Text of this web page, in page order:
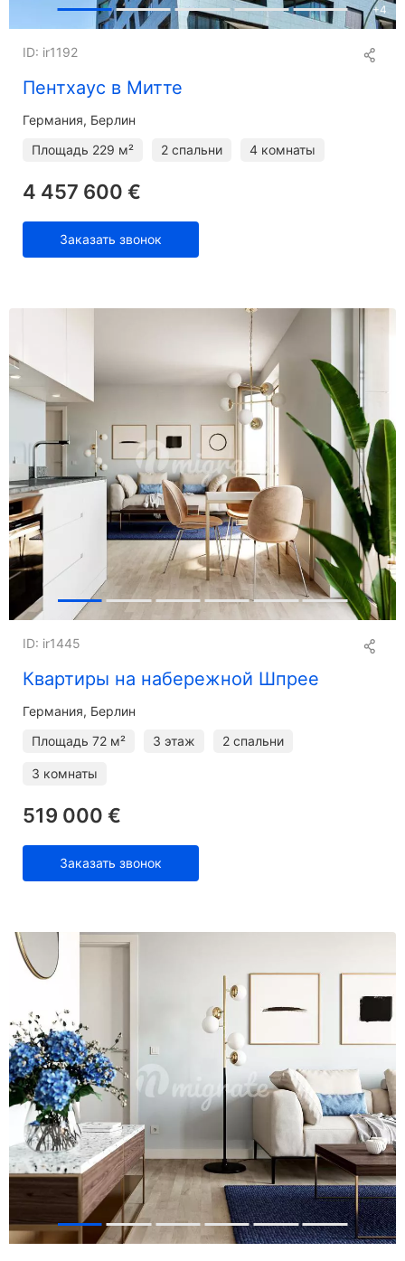
+4
Пентхаус в Митте
ID: ir1192
Германия, Берлин
Площадь 229 м² 2 спальни 4 комнаты
4 457 600 €
Заказать звонок
Квартиры на набережной Шпрее
ID: ir1445
Германия, Берлин
Площадь 72 м² 3 этаж 2 спальни
3 комнаты
519 000 €
Заказать звонок